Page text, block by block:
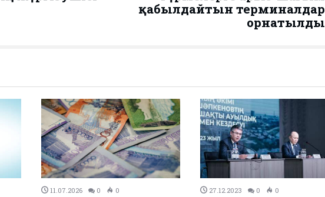
қабылдайтын терминалдар
орнатылды
26.12.2023 0 0 26.12.2023 0 0